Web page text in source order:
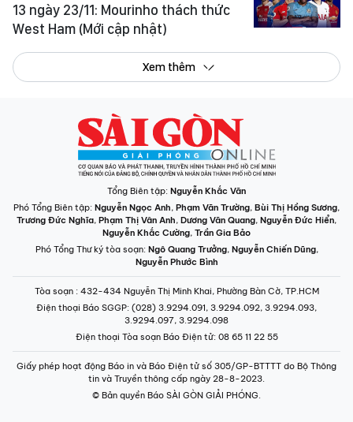
13 ngày 23/11: Mourinho thách thức
West Ham (Mới cập nhật)
Xem thêm
Tổng Biên tập: Nguyễn Khắc Văn
Phó Tổng Biên tập: Nguyễn Ngọc Anh, Phạm Văn Trường, Bùi Thị Hồng Sương,
Trương Đức Nghĩa, Phạm Thị Vân Anh, Dương Văn Quang, Nguyễn Đức Hiển,
Nguyễn Khắc Cường, Trần Gia Bảo
Phó Tổng Thư ký tòa soạn: Ngô Quang Trưởng, Nguyễn Chiến Dũng,
Nguyễn Phước Bình
Tòa soạn : 432-434 Nguyễn Thị Minh Khai, Phường Bàn Cờ, TP.HCM
Điện thoại Báo SGGP: (028) 3.9294.091, 3.9294.092, 3.9294.093,
3.9294.097, 3.9294.098
Điện thoại Tòa soạn Báo Điện tử: 08 65 11 22 55
Giấy phép hoạt động Báo in và Báo Điện tử số 305/GP-BTTTT do Bộ Thông
tin và Truyền thông cấp ngày 28-8-2023.
© Bản quyền Báo SÀI GÒN GIẢI PHÓNG.